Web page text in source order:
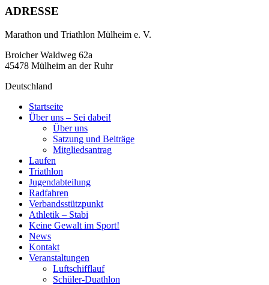
ADRESSE
Marathon und Triathlon Mülheim e. V.
Broicher Waldweg 62a
45478 Mülheim an der Ruhr
Deutschland
Startseite
Über uns – Sei dabei!
Über uns
Satzung und Beiträge
Mitgliedsantrag
Laufen
Triathlon
Jugendabteilung
Radfahren
Verbandsstützpunkt
Athletik – Stabi
Keine Gewalt im Sport!
News
Kontakt
Veranstaltungen
Luftschifflauf
Schüler-Duathlon